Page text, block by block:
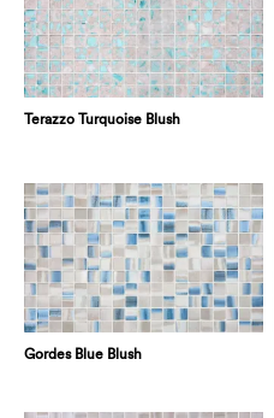
Terazzo Turquoise Blush
Gordes Blue Blush